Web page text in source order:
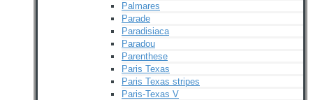
Palmares
Parade
Paradisiaca
Paradou
Parenthese
Paris Texas
Paris Texas stripes
Paris-Texas V